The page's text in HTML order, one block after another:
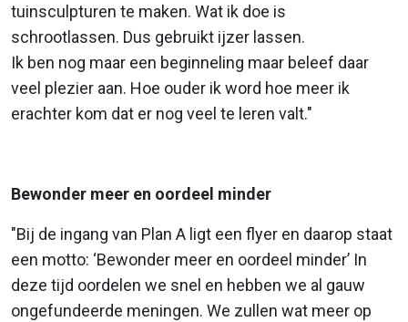
tuinsculpturen te maken. Wat ik doe is
schrootlassen. Dus gebruikt ijzer lassen.
Ik ben nog maar een beginneling maar beleef daar
veel plezier aan. Hoe ouder ik word hoe meer ik
erachter kom dat er nog veel te leren valt."
Bewonder meer en oordeel minder
"Bij de ingang van Plan A ligt een flyer en daarop staat
een motto: ‘Bewonder meer en oordeel minder’ In
deze tijd oordelen we snel en hebben we al gauw
ongefundeerde meningen. We zullen wat meer op